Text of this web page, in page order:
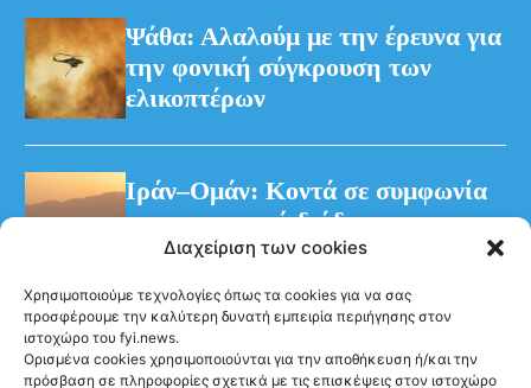
Διαχείριση των cookies
Χρησιμοποιούμε τεχνολογίες όπως τα cookies για να σας
προσφέρουμε την καλύτερη δυνατή εμπειρία περιήγησης στον
ιστοχώρο του fyi.news.
Ορισμένα cookies χρησιμοποιούνται για την αποθήκευση ή/και την
πρόσβαση σε πληροφορίες σχετικά με τις επισκέψεις στον ιστοχώρο
Ψάθα: Αλαλούμ με την έρευνα για
την φονική σύγκρουση των
ελικοπτέρων
Ιράν–Ομάν: Κοντά σε συμφωνία
για προσωρινό διάδρομο στα
Στενά του Ορμούζ